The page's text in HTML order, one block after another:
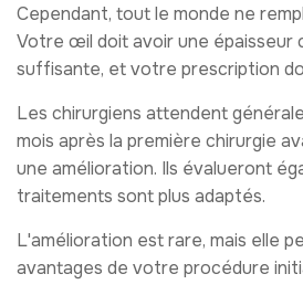
Cependant, tout le monde ne
Votre œil doit avoir une épaisseur
suffisante, et votre prescription
Les chirurgiens attendent
mois après la première chirurgie
une amélioration. Ils évalueront
traitements sont plus adaptés.
L'amélioration est rare, mais elle
avantages de votre procédure